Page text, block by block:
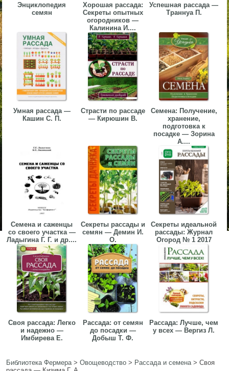
Энциклопедия
семян
Хорошая рассада:
Секреты опытных
огородников —
Калинина И....
Успешная рассада —
Траннуа П.
Умная рассада —
Кашин С. П.
Страсти по рассаде
— Кирюшин В.
Семена: Получение,
хранение,
подготовка к
посадке — Зорина
А....
Семена и саженцы
со своего участка —
Ладыгина Г. Г. и др....
Секреты рассады и
семян — Демин И.
О.
Секреты идеальной
рассады: Журнал
Огород № 1 2017
Своя рассада: Легко
и надежно —
Имбирева Е.
Рассада: от семян
до посадки —
Добыш Т. Ф.
Рассада: Лучше, чем
у всех — Вергиз Л.
Библиотека Фермера>Овощеводство > Рассада и семена>Своя
▼
▼